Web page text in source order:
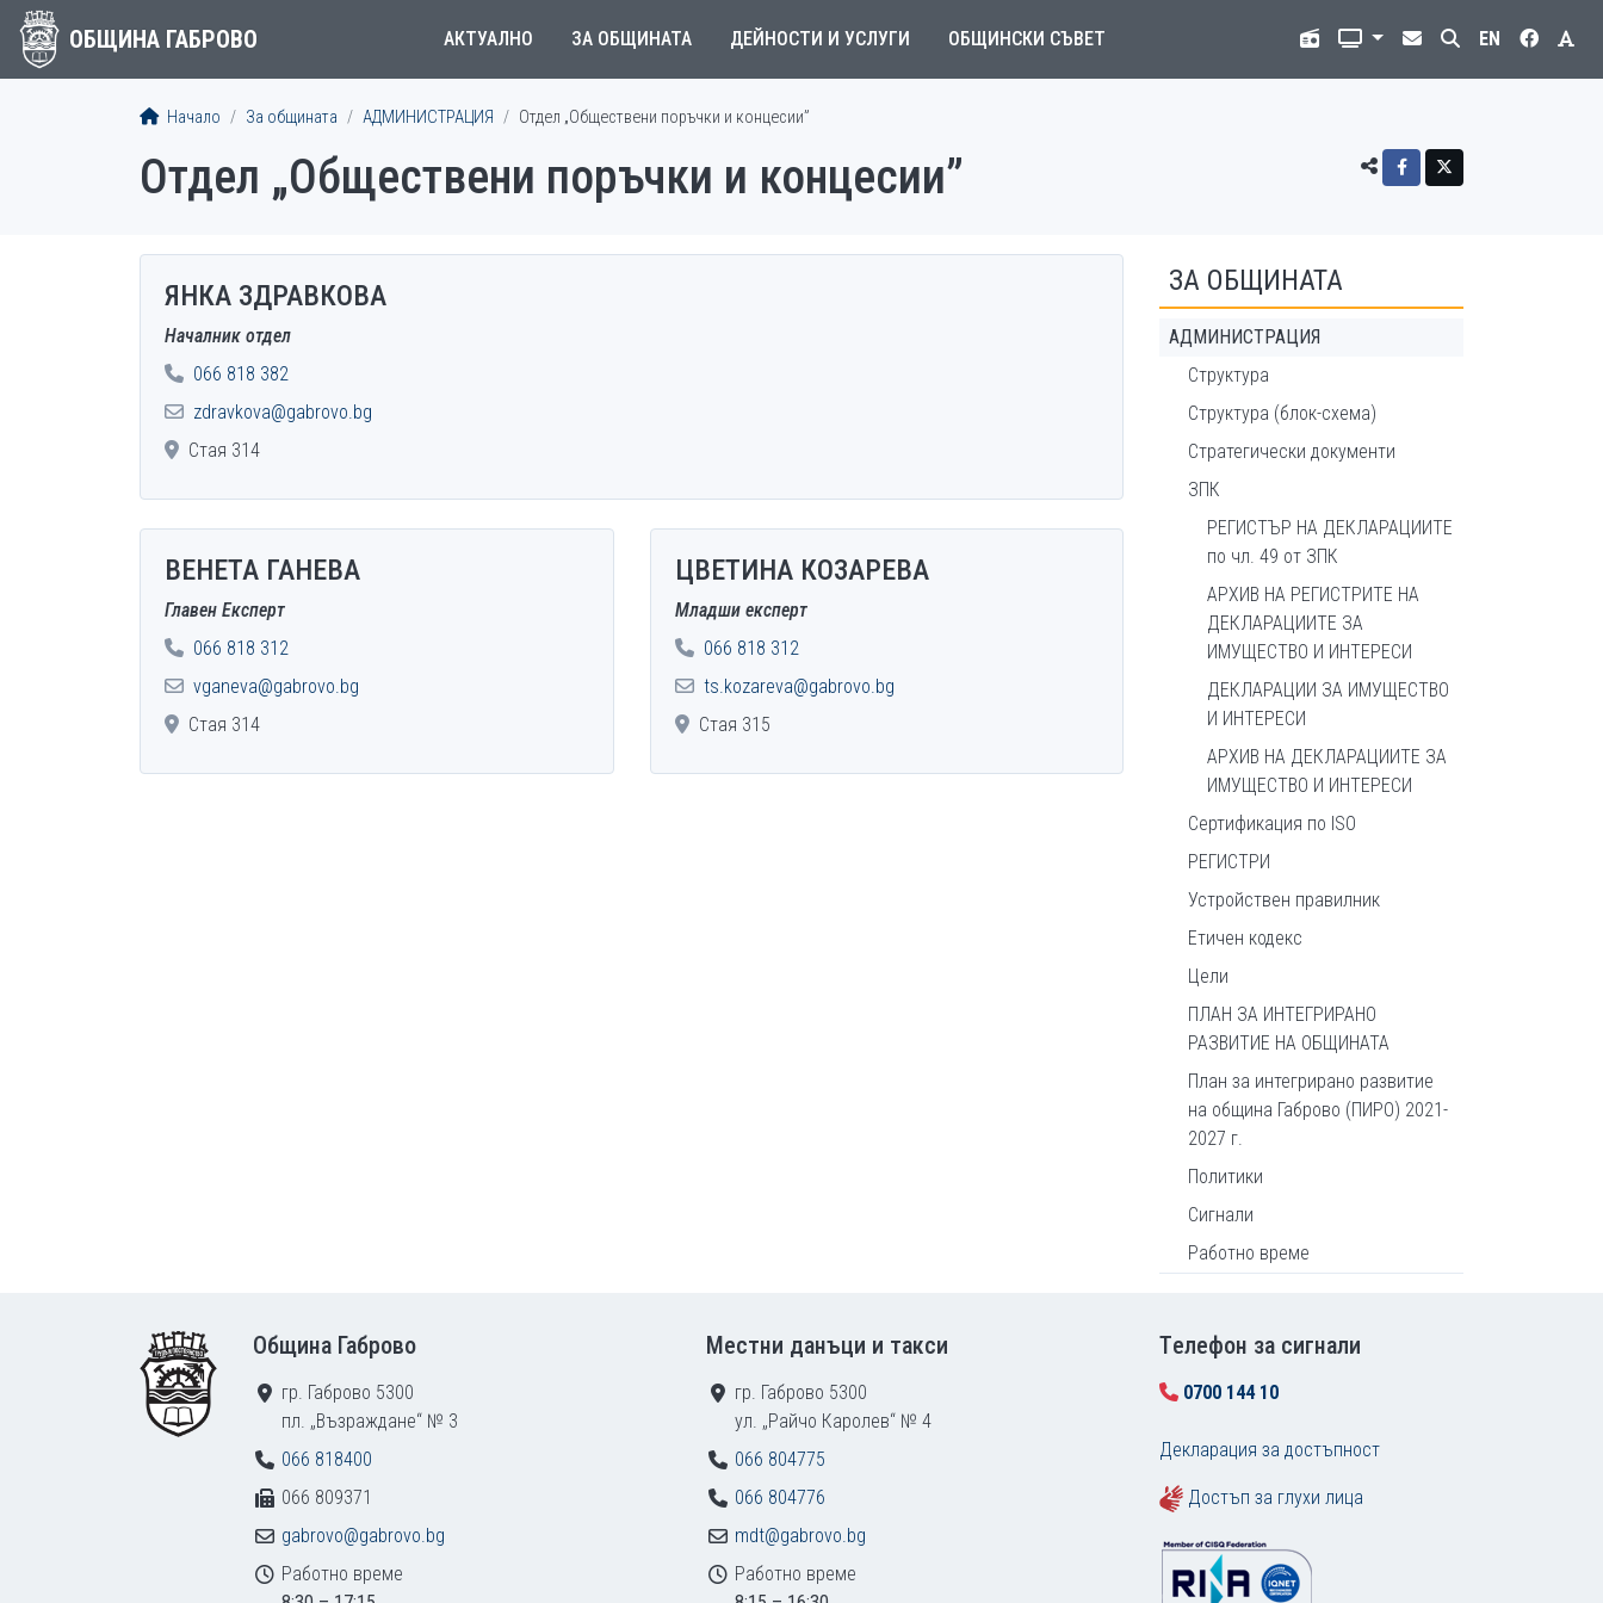
ОБЩИНА ГАБРОВО АКТУАЛНО ЗА ОБЩИНАТА ДЕЙНОСТИ И УСЛУГИ ОБЩИНСКИ СЪВЕТ EN
Начало За общината АДМИНИСТРАЦИЯ Отдел „Обществени поръчки и концесии”
Отдел „Обществени поръчки и концесии”
EMPLOYEES
ЯНКА ЗДРАВКОВА
Началник отдел
066 818 382
zdravkova@gabrovo.bg
Стая 314
ВЕНЕТА ГАНЕВА
Главен Експерт
066 818 312
vganeva@gabrovo.bg
Стая 314
ЦВЕТИНА КОЗАРЕВА
Младши експерт
066 818 312
ts.kozareva@gabrovo.bg
Стая 315
ЗА ОБЩИНАТА
АДМИНИСТРАЦИЯ
Структура
Структура (блок-схема)
Стратегически документи
ЗПК
РЕГИСТЪР НА ДЕКЛАРАЦИИТЕ
по чл. 49 от ЗПК
АРХИВ НА РЕГИСТРИТЕ НА
ДЕКЛАРАЦИИТЕ ЗА
ИМУЩЕСТВО И ИНТЕРЕСИ
ДЕКЛАРАЦИИ ЗА ИМУЩЕСТВО
И ИНТЕРЕСИ
АРХИВ НА ДЕКЛАРАЦИИТЕ ЗА
ИМУЩЕСТВО И ИНТЕРЕСИ
Сертификация по ISO
РЕГИСТРИ
Устройствен правилник
Етичен кодекс
Цели
ПЛАН ЗА ИНТЕГРИРАНО
РАЗВИТИЕ НА ОБЩИНАТА
План за интегрирано развитие
на община Габрово (ПИРО) 2021-
2027 г.
Политики
Сигнали
Работно време
Община Габрово
гр. Габрово 5300
пл. „Възраждане“ № 3
066 818400
066 809371
gabrovo@gabrovo.bg
Работно време
Местни данъци и такси
гр. Габрово 5300
ул. „Райчо Каролев“ № 4
066 804775
066 804776
mdt@gabrovo.bg
Работно време
Tелефон за сигнали
0700 144 10
Декларация за достъпност
Достъп за глухи лица